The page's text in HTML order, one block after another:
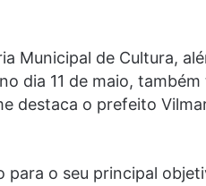
Municipal de Cultura,
dia 11 de maio, também
destaca o prefeito
para o seu principal